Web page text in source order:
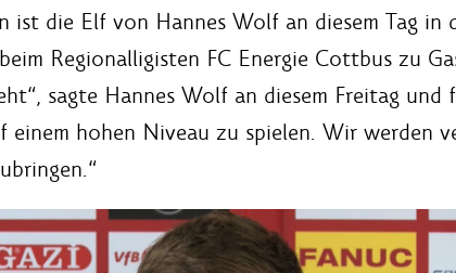
ist die Elf von Hannes Wolf an diesem Tag in
Regionalligisten FC Energie Cottbus zu
sagte Hannes Wolf an diesem Freitag und
einem hohen Niveau zu spielen. Wir werden